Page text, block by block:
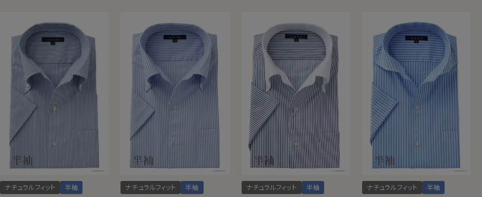
ナチュラルフィット 半袖 ナチュラルフィット 半袖 ナチュラルフィット 半袖 ナチュラルフィット 半袖